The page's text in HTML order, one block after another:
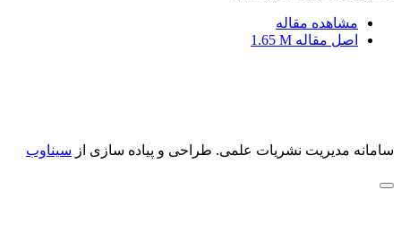
مشاهده مقاله
اصل مقاله 1.65 M
سامانه مدیریت نشریات علمی. طراحی و پیاده سازی از سیناوب